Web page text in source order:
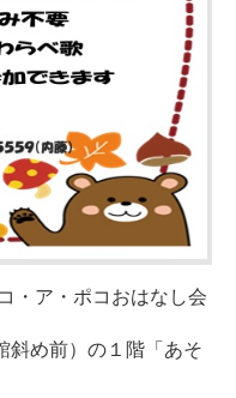
ア・ポコおはなし会
斜め前）の１階「あそ